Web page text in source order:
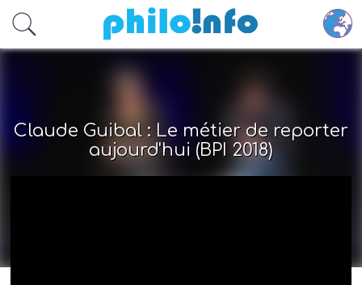
Accéder au contenu principal
Claude Guibal : Le métier de reporter
aujourd'hui (BPI 2018)